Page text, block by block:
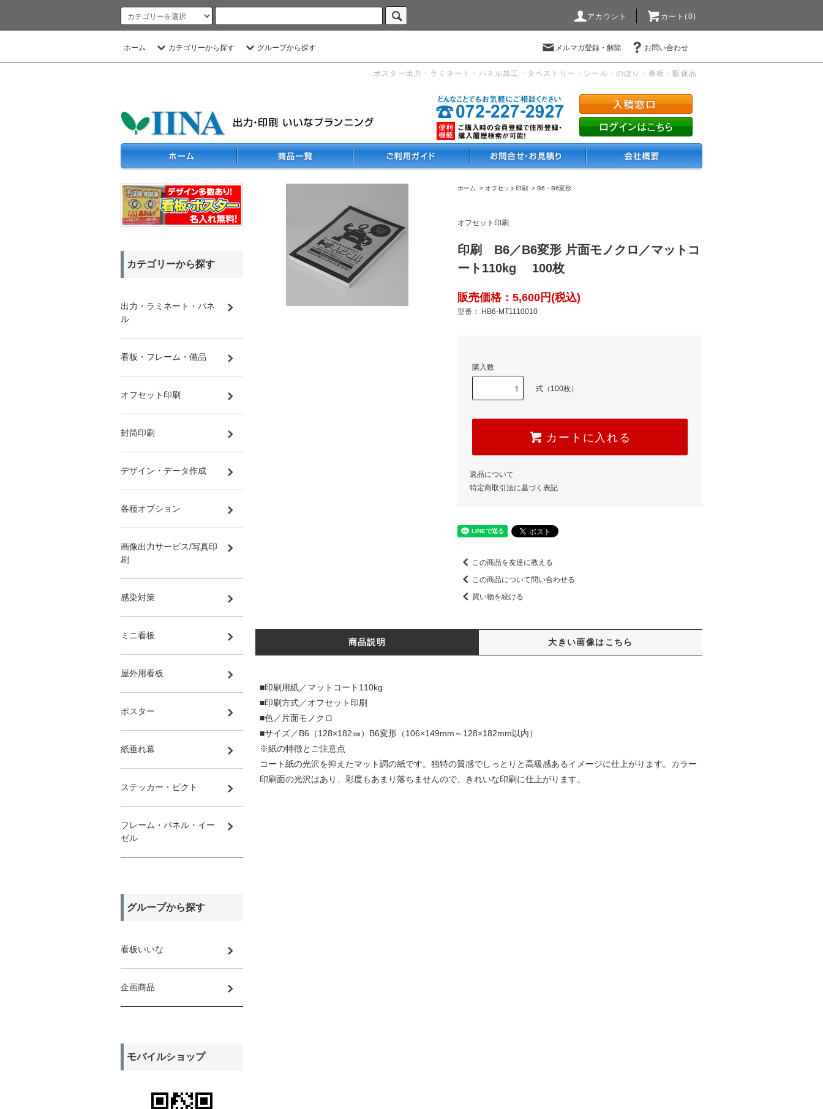
アカウント カート(0)
ホーム カテゴリーから探す グループから探す メルマガ登録・解除 お問い合わせ
ポスター出力・ラミネート・パネル加工・タペストリー・シール・のぼり・看板・販促品
ホーム > オフセット印刷 > B6・B6変形
オフセット印刷
印刷 B6／B6変形 片面モノクロ／マットコ
ート110kg 100枚
販売価格：5,600円(税込)
型番： HB6-MT1110010
購入数
式（100枚）
カートに入れる
返品について
特定商取引法に基づく表記
この商品を友達に教える
この商品について問い合わせる
買い物を続ける
商品説明 大きい画像はこちら
■印刷用紙／マットコート110kg
■印刷方式／オフセット印刷
■色／片面モノクロ
■サイズ／B6（128×182㎜）B6変形（106×149mm～128×182mm以内）
※紙の特徴とご注意点
コート紙の光沢を抑えたマット調の紙です。独特の質感でしっとりと高級感あるイメージに仕上がります。カラー
印刷面の光沢はあり、彩度もあまり落ちませんので、きれいな印刷に仕上がります。
カテゴリーから探す
出力・ラミネート・パネ
ル
看板・フレーム・備品
オフセット印刷
封筒印刷
デザイン・データ作成
各種オプション
画像出力サービス/写真印
刷
感染対策
ミニ看板
屋外用看板
ポスター
紙垂れ幕
ステッカー・ピクト
フレーム・パネル・イー
ゼル
グループから探す
看板いいな
企画商品
モバイルショップ